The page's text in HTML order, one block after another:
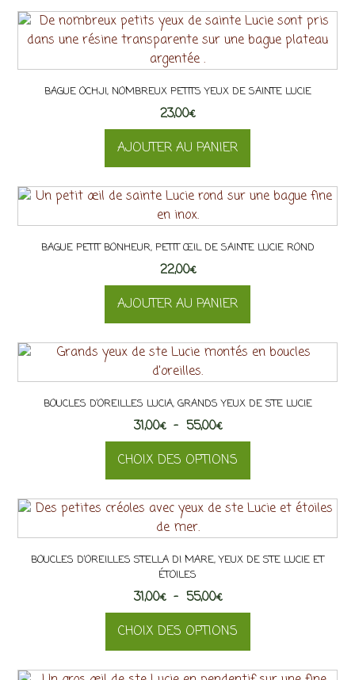
BAGUE OCHJI, NOMBREUX PETITS YEUX DE SAINTE LUCIE
23,00€
AJOUTER AU PANIER
BAGUE PETIT BONHEUR, PETIT ŒIL DE SAINTE LUCIE ROND
22,00€
AJOUTER AU PANIER
BOUCLES D’OREILLES LUCIA, GRANDS YEUX DE STE LUCIE
31,00€ – 55,00€Plage
de
prix :
31,00€
à
55,00€
CHOIX DES OPTIONS
produit
a
variations.
Les
options
peuvent
être
BOUCLES D’OREILLES STELLA DI MARE, YEUX DE STE LUCIE ET
ÉTOILES
31,00€ – 55,00€Plage
de
prix :
31,00€
à
CHOIX DES OPTIONS